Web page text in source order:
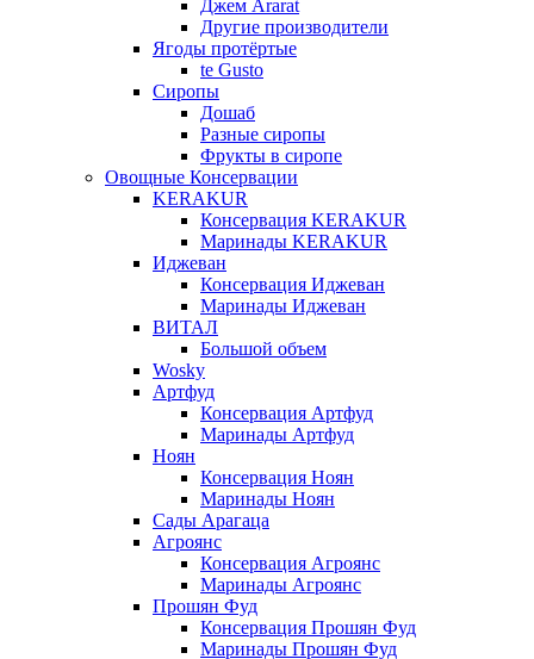
Джем Ararat
Другие производители
Ягоды протёртые
te Gusto
Сиропы
Дошаб
Разные сиропы
Фрукты в сиропе
Овощные Консервации
KERAKUR
Консервация KERAKUR
Маринады KERAKUR
Иджеван
Консервация Иджеван
Маринады Иджеван
ВИТАЛ
Большой объем
Wosky
Артфуд
Консервация Артфуд
Маринады Артфуд
Ноян
Консервация Ноян
Маринады Ноян
Сады Арагаца
Агроянс
Консервация Агроянс
Маринады Агроянс
Прошян Фуд
Консервация Прошян Фуд
Маринады Прошян Фуд